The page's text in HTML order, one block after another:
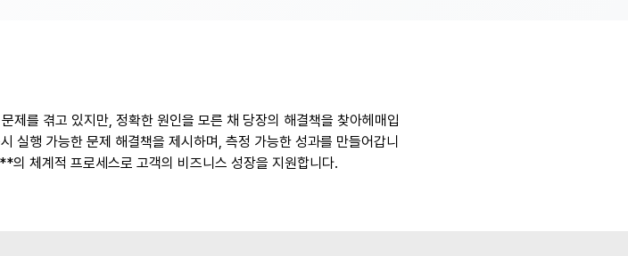
제를 겪고 있지만, 정확한 원인을 모른 채 당장의 해결책을 찾아헤매입
실행 가능한 문제 해결책을 제시하며, 측정 가능한 성과를 만들어갑니
체계적 프로세스로 고객의 비즈니스 성장을 지원합니다.